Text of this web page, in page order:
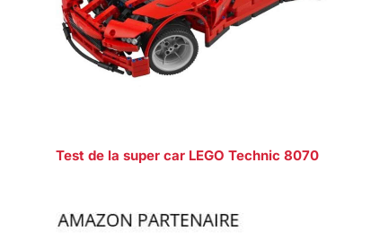
Test de la super car LEGO Technic 8070